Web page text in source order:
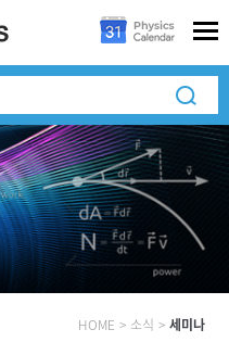
HOME > 소식 > 세미나